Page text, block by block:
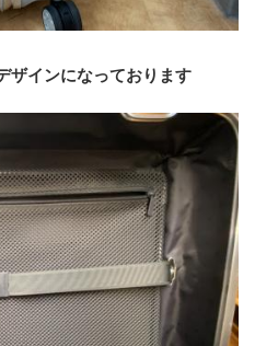
ザインになっております